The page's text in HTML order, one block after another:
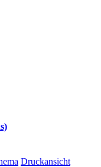
Druckansicht